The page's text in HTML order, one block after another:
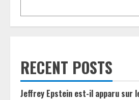
RECENT POSTS
Jeffrey Epstein est-il apparu sur